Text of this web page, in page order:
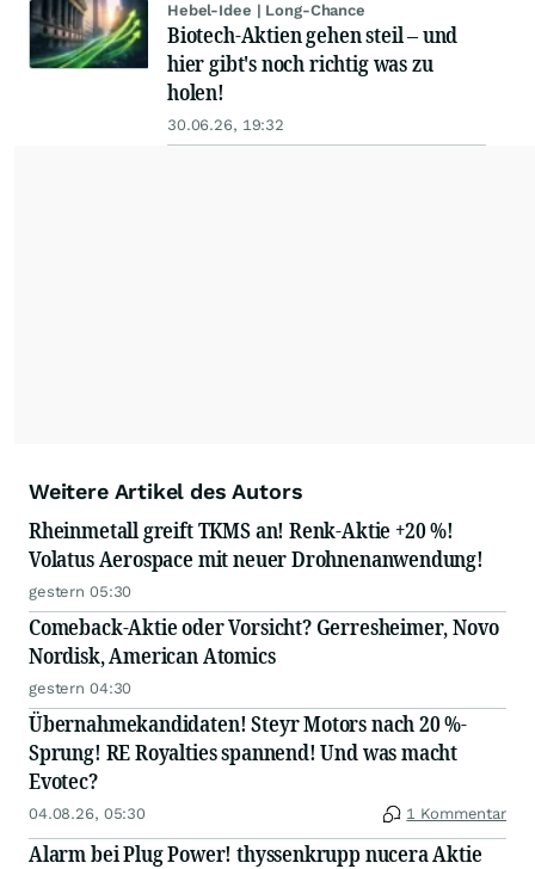
Hebel-Idee | Long-Chance
Biotech-Aktien gehen steil – und
hier gibt's noch richtig was zu
holen!
30.06.26, 19:32
Weitere Artikel des Autors
Rheinmetall greift TKMS an! Renk-Aktie +20 %!
Volatus Aerospace mit neuer Drohnenanwendung!
gestern 05:30
Comeback-Aktie oder Vorsicht? Gerresheimer, Novo
Nordisk, American Atomics
gestern 04:30
Übernahmekandidaten! Steyr Motors nach 20 %-
Sprung! RE Royalties spannend! Und was macht
Evotec?
04.08.26, 05:30 1 Kommentar
Alarm bei Plug Power! thyssenkrupp nucera Aktie